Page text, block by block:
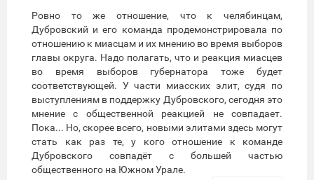
Ровно то же отношение, что к челябинцам,
Дубровский и его команда продемонстрировала по
отношению к миасцам и их мнению во время выборов
главы округа. Надо полагать, что и реакция миасцев
во время выборов губернатора тоже будет
соответствующей. У части миасских элит, судя по
выступлениям в поддержку Дубровского, сегодня это
мнение с общественной реакцией не совпадает.
Пока... Но, скорее всего, новыми элитами здесь могут
стать как раз те, у кого отношение к команде
Дубровского совпадёт с большей частью
общественного на Южном Урале.